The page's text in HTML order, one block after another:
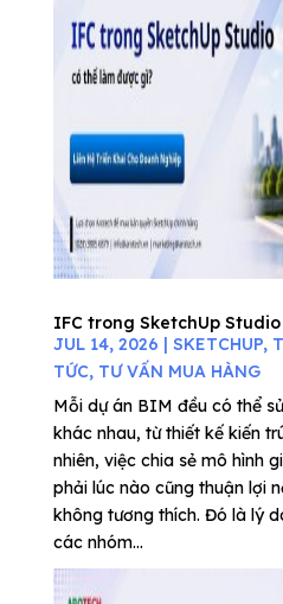
IFC trong SketchUp
JUL 14, 2026 | SKETCHUP,
TỨC, TƯ VẤN MUA HÀNG
Mỗi dự án BIM đều có thể
khác nhau, từ thiết kế kiến
nhiên, việc chia sẻ mô hình
phải lúc nào cũng thuận lợi
không tương thích. Đó là lý
các nhóm...